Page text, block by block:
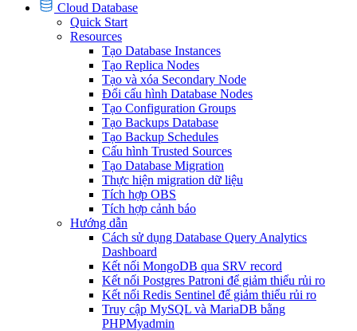
Cloud Database
Quick Start
Resources
Tạo Database Instances
Tạo Replica Nodes
Tạo và xóa Secondary Node
Đổi cấu hình Database Nodes
Tạo Configuration Groups
Tạo Backups Database
Tạo Backup Schedules
Cấu hình Trusted Sources
Tạo Database Migration
Thực hiện migration dữ liệu
Tích hợp OBS
Tích hợp cảnh báo
Hướng dẫn
Cách sử dụng Database Query Analytics
Dashboard
Kết nối MongoDB qua SRV record
Kết nối Postgres Patroni để giảm thiểu rủi ro
Kết nối Redis Sentinel để giảm thiểu rủi ro
Truy cập MySQL và MariaDB bằng
PHPMyadmin